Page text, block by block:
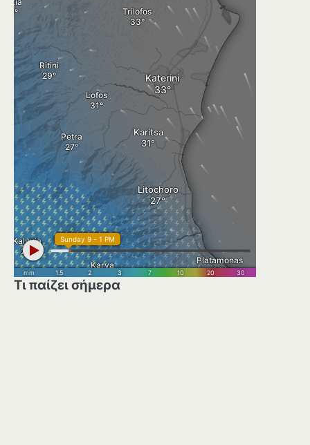
Τι παίζει σήμερα